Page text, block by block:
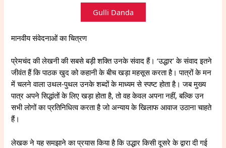
Gulli Danda
मानवीय संवेदनाओं का चित्रण
प्रेमचंद की लेखनी की सबसे बड़ी शक्ति उनके संवाद हैं। ‘उद्धार’ के संवाद इतने
जीवंत हैं कि पाठक खुद को कहानी के बीच खड़ा महसूस करता है। पात्रों के मन
में चलने वाला उथल-पुथल उनके शब्दों के माध्यम से स्पष्ट होता है। जब मुख्य
पात्र अपने सिद्धांतों के लिए खड़ा होता है, तो वह केवल अपना नहीं, बल्कि उन
सभी लोगों का प्रतिनिधित्व करता है जो अन्याय के खिलाफ आवाज उठाना चाहते
हैं।
लेखक ने यह समझाने का प्रयास किया है कि उद्धार किसी दूसरे के द्वारा दी गई